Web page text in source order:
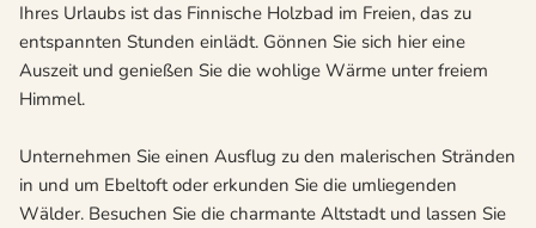
Ihres Urlaubs ist das Finnische Holzbad im Freien, das zu
entspannten Stunden einlädt. Gönnen Sie sich hier eine
Auszeit und genießen Sie die wohlige Wärme unter freiem
Himmel.
Unternehmen Sie einen Ausflug zu den malerischen Stränden
in und um Ebeltoft oder erkunden Sie die umliegenden
Wälder. Besuchen Sie die charmante Altstadt und lassen Sie